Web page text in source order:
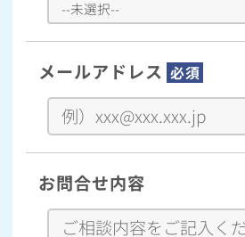
メールアドレス 必須
お問合せ内容